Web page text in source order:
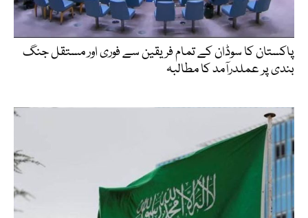
پاکستان کا سوڈان کے تمام فریقین سے فوری اور مستقل جنگ
بندی پر عملدرآمد کا مطالبہ